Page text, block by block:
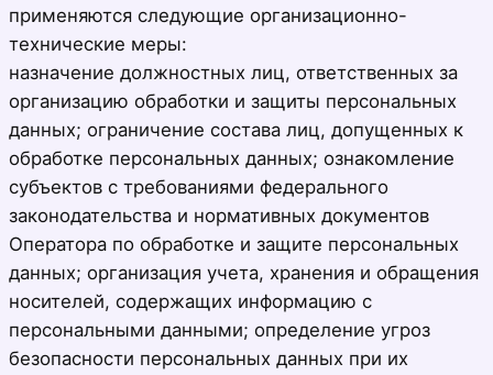
применяются следующие организационно-
технические меры:
назначение должностных лиц, ответственных за
организацию обработки и защиты персональных
данных; ограничение состава лиц, допущенных к
обработке персональных данных; ознакомление
субъектов с требованиями федерального
законодательства и нормативных документов
Оператора по обработке и защите персональных
данных; организация учета, хранения и обращения
носителей, содержащих информацию с
персональными данными; определение угроз
безопасности персональных данных при их